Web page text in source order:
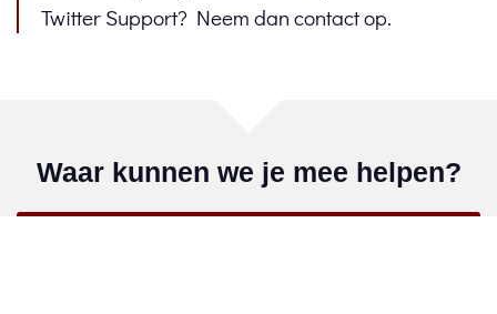
Twitter Support? Neem dan contact op.
Waar kunnen we je mee helpen?